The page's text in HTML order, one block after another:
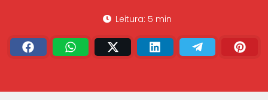
Leitura: 5 min